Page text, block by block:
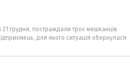
21 грудня, постраждали троє мешканців
для якого ситуація обернулася